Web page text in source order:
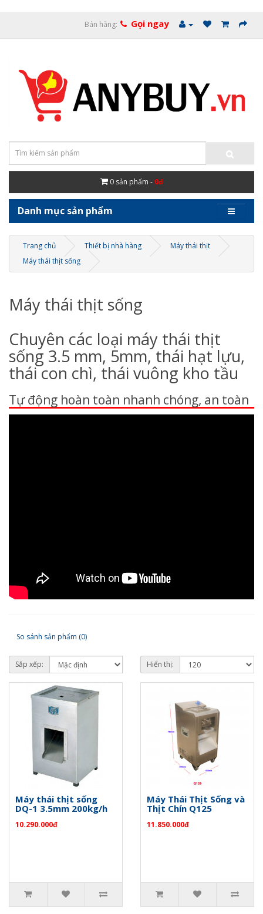
Bán hàng: Gọi ngay
0 sản phẩm - 0đ
Danh mục sản phẩm
Trang chủ Thiết bị nhà hàng
Máy thái thịt
Máy thái thịt sống
Máy thái thịt sống
Chuyên các loại máy thái thịt
sống 3.5 mm, 5mm, thái hạt lựu,
thái con chì, thái vuông kho tầu
Tự động hoàn toàn nhanh chóng, an toàn
So sánh sản phẩm (0)
Sắp xếp: Hiển thị:
Máy thái thịt sống
DQ-1 3.5mm 200kg/h
10.290.000đ
Máy Thái Thịt Sống và
Thịt Chín Q125
11.850.000đ